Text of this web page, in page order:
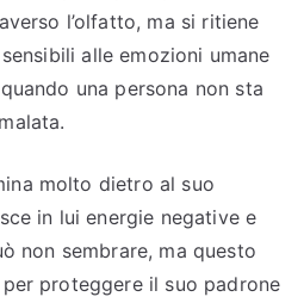
l’olfatto, ma si ritiene
alle emozioni umane
una persona non sta
molto dietro al suo
in lui energie negative e
non sembrare, ma questo
proteggere il suo padrone